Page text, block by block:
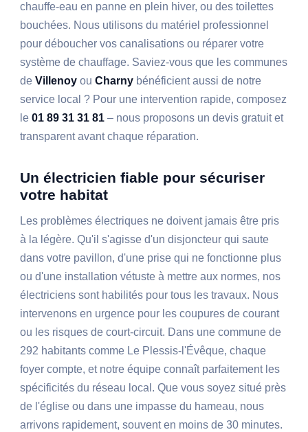
chauffe-eau en panne en plein hiver, ou des toilettes
bouchées. Nous utilisons du matériel professionnel
pour déboucher vos canalisations ou réparer votre
système de chauffage. Saviez-vous que les communes
deVillenoy ouCharny bénéficient aussi de notre
service local ? Pour une intervention rapide, composez
le01 89 31 31 81 – nous proposons un devis gratuit et
transparent avant chaque réparation.
Un électricien fiable pour sécuriser
votre habitat
Les problèmes électriques ne doivent jamais être pris
à la légère. Qu'il s'agisse d'un disjoncteur qui saute
dans votre pavillon, d'une prise qui ne fonctionne plus
ou d'une installation vétuste à mettre aux normes, nos
électriciens sont habilités pour tous les travaux. Nous
intervenons en urgence pour les coupures de courant
ou les risques de court-circuit. Dans une commune de
292 habitants comme Le Plessis-l'Évêque, chaque
foyer compte, et notre équipe connaît parfaitement les
spécificités du réseau local. Que vous soyez situé près
de l'église ou dans une impasse du hameau, nous
arrivons rapidement, souvent en moins de 30 minutes.